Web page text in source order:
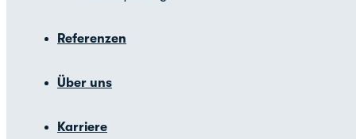
Referenzen
Über uns
Karriere